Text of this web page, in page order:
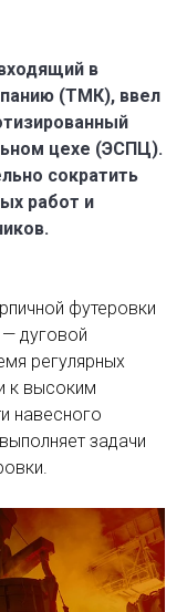
в
(ТМК), ввел
цехе (ЭСПЦ).
сократить
работ и
футеровки
дуговой
регулярных
к высоким
навесного
задачи